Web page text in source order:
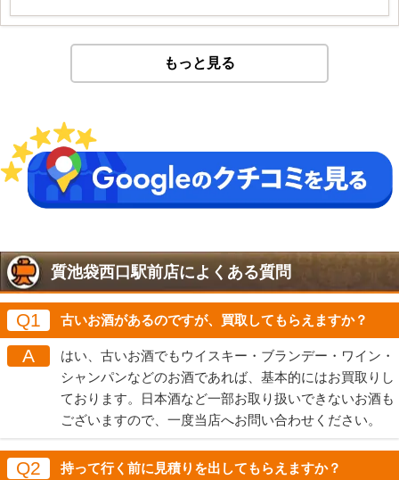
もっと見る
質池袋西口駅前店によくある質問
Q1 古いお酒があるのですが、買取してもらえますか？
A
はい、古いお酒でもウイスキー・ブランデー・ワイン・
シャンパンなどのお酒であれば、基本的にはお買取りし
ております。日本酒など一部お取り扱いできないお酒も
ございますので、一度当店へお問い合わせください。
Q2 持って行く前に見積りを出してもらえますか？